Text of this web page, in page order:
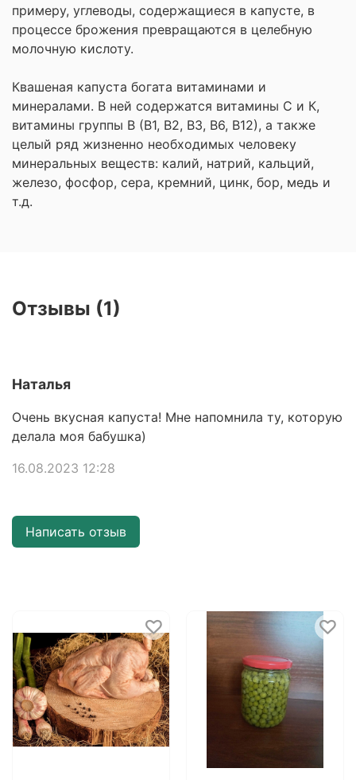
примеру, углеводы, содержащиеся в капусте, в
процессе брожения превращаются в целебную
молочную кислоту.
Квашеная капуста богата витаминами и
минералами. В ней содержатся витамины С и К,
витамины группы В (В1, В2, В3, В6, В12), а также
целый ряд жизненно необходимых человеку
минеральных веществ: калий, натрий, кальций,
железо, фосфор, сера, кремний, цинк, бор, медь и
т.д.
Отзывы (1)
Наталья
Очень вкусная капуста! Мне напомнила ту, которую
делала моя бабушка)
16.08.2023 12:28
Написать отзыв